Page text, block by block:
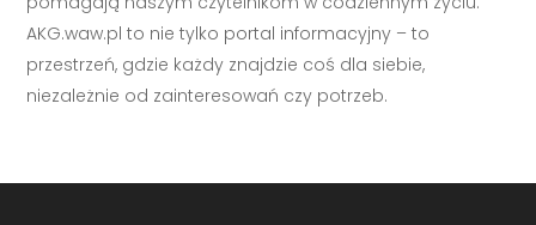
AKG.waw.pl to nie tylko portal informacyjny – to
przestrzeń, gdzie każdy znajdzie coś dla siebie,
niezależnie od zainteresowań czy potrzeb.